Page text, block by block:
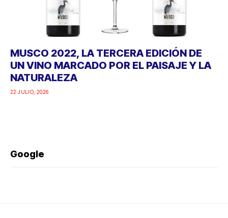
MUSCO 2022, LA TERCERA EDICIÓN DE
UN VINO MARCADO POR EL PAISAJE Y LA
NATURALEZA
22 JULIO, 2026
Google